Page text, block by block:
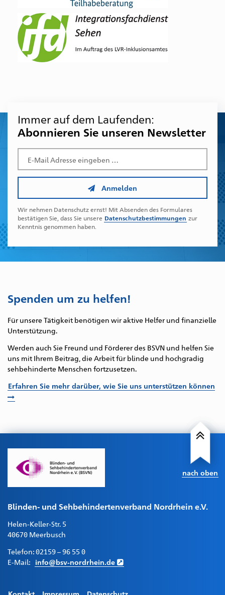
Hauptnavigation
Zum
Inhalt
Suche
Zum
Seitenanfang
Zum
Seitenende
Immer auf dem Laufenden:
Abonnieren Sie unseren Newsletter
Adresse
ein,
welche
soll.
Anmelden
Wir nehmen Datenschutz ernst! Mit Absenden des Formulares
bestätigen Sie, dass Sie unsere Datenschutzbestimmungen zur
Kenntnis genommen haben.
Spenden um zu helfen!
Für unsere Tätigkeit benötigen wir aktive Helfer und finanzielle
Unterstützung.
Werden auch Sie Freund und Förderer des BSVN und helfen Sie
uns mit Ihrem Beitrag, die Arbeit für blinde und hochgradig
sehbehinderte Menschen fortzusetzen.
Erfahren Sie mehr darüber, wie Sie uns unterstützen können
nach oben
Blinden- und Sehbehindertenverband Nordrhein e.V.
Helen-Keller-Str. 5
40670 Meerbusch
Telefon:02159 – 96 55 0
E-Mail:
info@bsv-nordrhein.de